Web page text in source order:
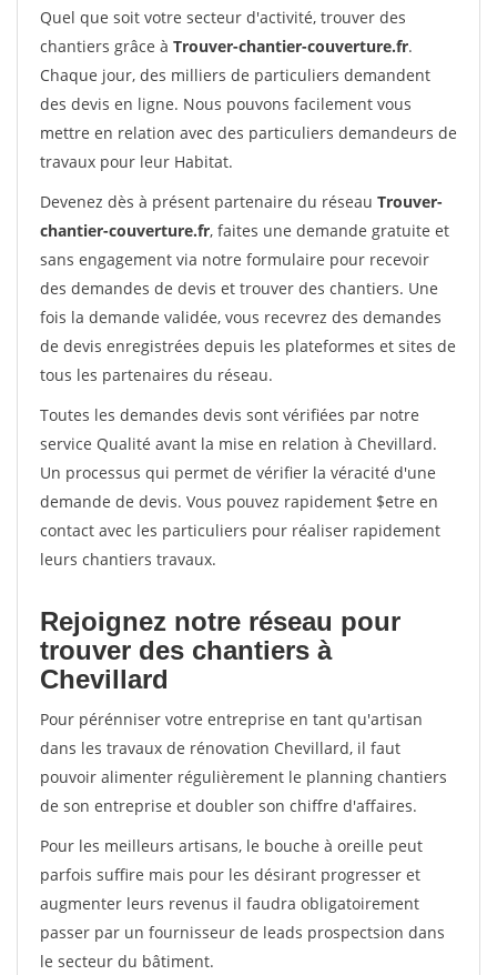
Quel que soit votre secteur d'activité, trouver des
chantiers grâce à Trouver-chantier-couverture.fr.
Chaque jour, des milliers de particuliers demandent
des devis en ligne. Nous pouvons facilement vous
mettre en relation avec des particuliers demandeurs de
travaux pour leur Habitat.
Devenez dès à présent partenaire du réseau Trouver-
chantier-couverture.fr, faites une demande gratuite et
sans engagement via notre formulaire pour recevoir
des demandes de devis et trouver des chantiers. Une
fois la demande validée, vous recevrez des demandes
de devis enregistrées depuis les plateformes et sites de
tous les partenaires du réseau.
Toutes les demandes devis sont vérifiées par notre
service Qualité avant la mise en relation à Chevillard.
Un processus qui permet de vérifier la véracité d'une
demande de devis. Vous pouvez rapidement $etre en
contact avec les particuliers pour réaliser rapidement
leurs chantiers travaux.
Rejoignez notre réseau pour
trouver des chantiers à
Chevillard
Pour pérénniser votre entreprise en tant qu'artisan
dans les travaux de rénovation Chevillard, il faut
pouvoir alimenter régulièrement le planning chantiers
de son entreprise et doubler son chiffre d'affaires.
Pour les meilleurs artisans, le bouche à oreille peut
parfois suffire mais pour les désirant progresser et
augmenter leurs revenus il faudra obligatoirement
passer par un fournisseur de leads prospectsion dans
le secteur du bâtiment.